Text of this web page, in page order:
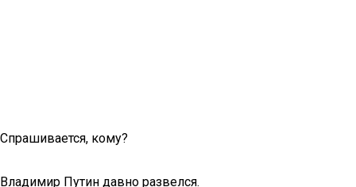
Спрашивается, кому?
Владимир Путин давно развелся.